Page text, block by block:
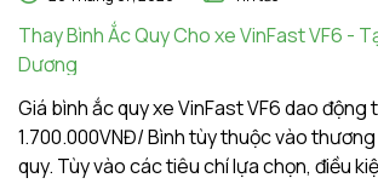
Thay Bình Ắc Quy Cho xe VinFast VF6 -
Dương
Giá bình ắc quy xe VinFast VF6 dao động
1.700.000VNĐ/ Bình tùy thuộc vào
quy. Tùy vào các tiêu chí lựa chọn, điều